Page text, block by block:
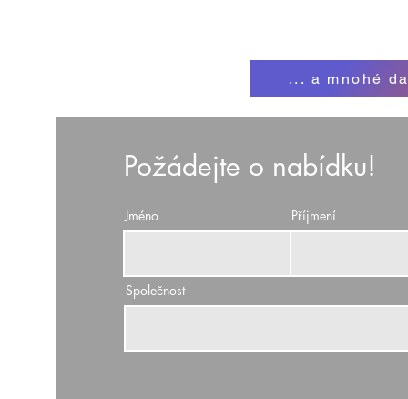
... a mnohé
Požádejte o nabídku!
Jméno Příjmení
Společnost